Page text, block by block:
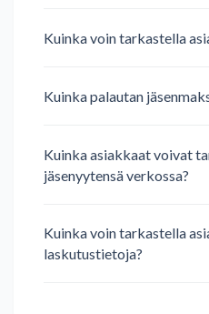
Kuinka voin tarkastella
Kuinka palautan
Kuinka asiakkaat voivat
jäsenyytensä verkossa?
Kuinka voin tarkastella
laskutustietoja?